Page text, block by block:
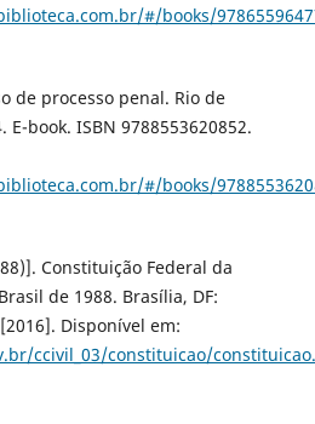
#/books/
de processo penal. Rio de
E-book. ISBN 9788553620852.
#/books/
Constituição Federal da
de 1988. Brasília, DF:
Disponível em:
ccivil_03/constituicao/